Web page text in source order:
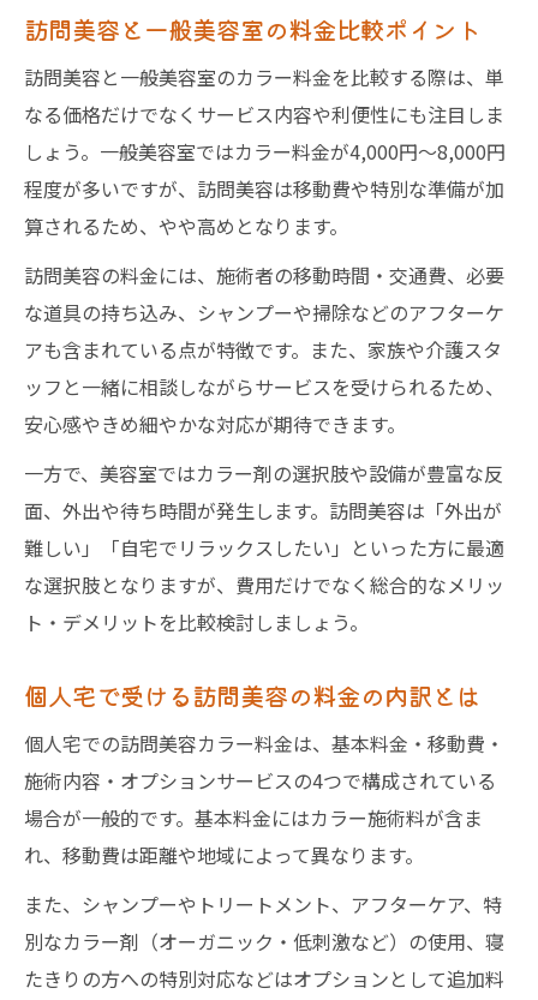
訪問美容と一般美容室の料金比較ポイント
訪問美容と一般美容室のカラー料金を比較する際は、単
なる価格だけでなくサービス内容や利便性にも注目しま
しょう。一般美容室ではカラー料金が4,000円〜8,000円
程度が多いですが、訪問美容は移動費や特別な準備が加
算されるため、やや高めとなります。
訪問美容の料金には、施術者の移動時間・交通費、必要
な道具の持ち込み、シャンプーや掃除などのアフターケ
アも含まれている点が特徴です。また、家族や介護スタ
ッフと一緒に相談しながらサービスを受けられるため、
安心感やきめ細やかな対応が期待できます。
一方で、美容室ではカラー剤の選択肢や設備が豊富な反
面、外出や待ち時間が発生します。訪問美容は「外出が
難しい」「自宅でリラックスしたい」といった方に最適
な選択肢となりますが、費用だけでなく総合的なメリッ
ト・デメリットを比較検討しましょう。
個人宅で受ける訪問美容の料金の内訳とは
個人宅での訪問美容カラー料金は、基本料金・移動費・
施術内容・オプションサービスの4つで構成されている
場合が一般的です。基本料金にはカラー施術料が含ま
れ、移動費は距離や地域によって異なります。
また、シャンプーやトリートメント、アフターケア、特
別なカラー剤（オーガニック・低刺激など）の使用、寝
たきりの方への特別対応などはオプションとして追加料